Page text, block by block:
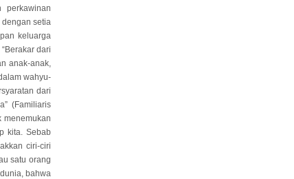
perkawinan
dengan setia
keluarga
dari
anak-anak,
wahyu-
dari
(Familiaris
menemukan
kita. Sebab
ciri-ciri
satu orang
bahwa